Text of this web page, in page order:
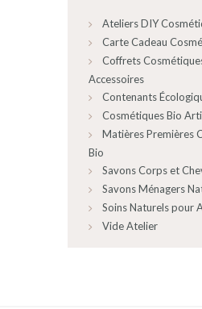
Ateliers DIY
Carte Cadeau
Coffrets
Accessoires
Contenants
Cosmétiques Bio
Matières Premières
Bio
Savons Corps et
Savons Ménagers
Soins Naturels pour
Vide Atelier